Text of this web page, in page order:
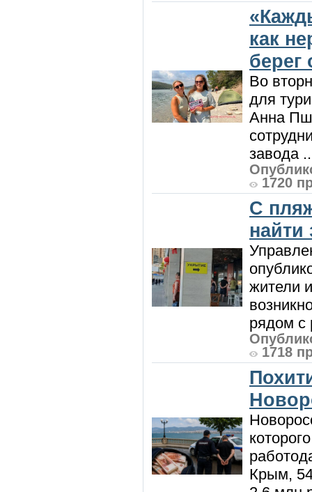
как
берег
Во
для
Анна
завода
1720
С
жители
рядом с
1718
Крым,